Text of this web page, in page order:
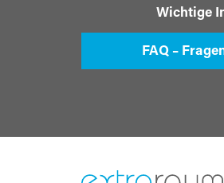
Wichtige
FAQ –